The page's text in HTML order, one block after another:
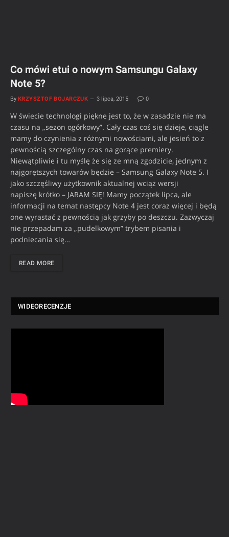
Co mówi etui o nowym Samsungu Galaxy
Note 5?
By KRZYSZTOF BOJARCZUK 3 lipca, 2015 0
W świecie technologi piękne jest to, że w zasadzie nie ma
czasu na „sezon ogórkowy”. Cały czas coś się dzieje, ciągle
mamy do czynienia z różnymi nowościami, ale jesień to z
pewnością szczególny czas na gorące premiery.
Niewątpliwie i tu myślę że się ze mną zgodzicie, jednym z
najgorętszych towarów będzie – Samsung Galaxy Note 5. I
jako szczęśliwy użytkownik aktualnej wciąż wersji
napiszę krótko – JARAM SIĘ! Mamy początek lipca, ale
informacji na temat następcy Note 4 jest coraz więcej i będą
one wyrastać z pewnością jak grzyby po deszczu. Zazwyczaj
nie przepadam za „pudelkowym” trybem pisania i
podniecania się…
READ MORE
WIDEORECENZJE